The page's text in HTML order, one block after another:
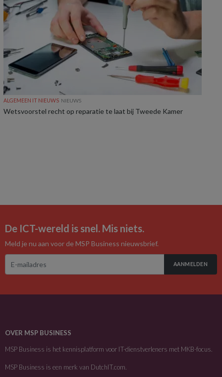
ALGEMEEN IT NIEUWS NIEUWS
Wetsvoorstel recht op reparatie te laat bij Tweede Kamer
De ICT-wereld is snel. Mis niets.
Meld je nu aan voor de MSP Business nieuwsbrief.
AANMELDEN
OVER MSP BUSINESS
MSP Business is het kennisplatform voor IT-dienstverleners met MKB-focus.
MSP Business is een merk van DutchIT.com.